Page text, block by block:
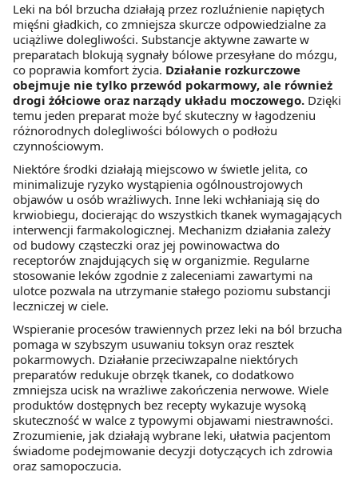
Leki na ból brzucha działają przez rozluźnienie napiętych
mięśni gładkich, co zmniejsza skurcze odpowiedzialne za
uciążliwe dolegliwości. Substancje aktywne zawarte w
preparatach blokują sygnały bólowe przesyłane do mózgu,
co poprawia komfort życia. Działanie rozkurczowe
obejmuje nie tylko przewód pokarmowy, ale również
drogi żółciowe oraz narządy układu moczowego. Dzięki
temu jeden preparat może być skuteczny w łagodzeniu
różnorodnych dolegliwości bólowych o podłożu
czynnościowym.
Niektóre środki działają miejscowo w świetle jelita, co
minimalizuje ryzyko wystąpienia ogólnoustrojowych
objawów u osób wrażliwych. Inne leki wchłaniają się do
krwiobiegu, docierając do wszystkich tkanek wymagających
interwencji farmakologicznej. Mechanizm działania zależy
od budowy cząsteczki oraz jej powinowactwa do
receptorów znajdujących się w organizmie. Regularne
stosowanie leków zgodnie z zaleceniami zawartymi na
ulotce pozwala na utrzymanie stałego poziomu substancji
leczniczej w ciele.
Wspieranie procesów trawiennych przez leki na ból brzucha
pomaga w szybszym usuwaniu toksyn oraz resztek
pokarmowych. Działanie przeciwzapalne niektórych
preparatów redukuje obrzęk tkanek, co dodatkowo
zmniejsza ucisk na wrażliwe zakończenia nerwowe. Wiele
produktów dostępnych bez recepty wykazuje wysoką
skuteczność w walce z typowymi objawami niestrawności.
Zrozumienie, jak działają wybrane leki, ułatwia pacjentom
świadome podejmowanie decyzji dotyczących ich zdrowia
oraz samopoczucia.